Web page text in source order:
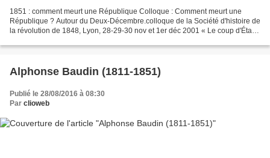
1851 : comment meurt une République Colloque : Comment meurt une
République ? Autour du Deux-Décembre.colloque de la Société d'histoire de
la révolution de 1848, Lyon, 28-29-30 nov et 1er déc 2001 « Le coup d'État
Alphonse Baudin (1811-1851)
Publié le 28/08/2016 à 08:30
Par clioweb